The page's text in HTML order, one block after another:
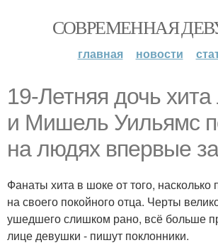
СОВРЕМЕННАЯ
главная новости
19-Летняя дочь
и Мишель Уильямс
на людях впервые
Фанаты хита в шоке от того,
на своего покойного отца. Черты
ушедшего слишком рано, всё больше
лице девушки - пишут поклонники.